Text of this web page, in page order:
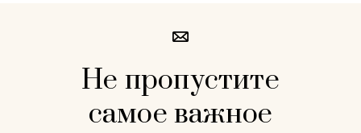
Не пропустите
самое важное